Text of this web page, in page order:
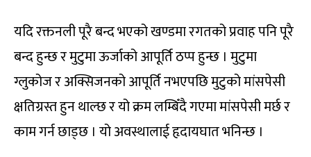
यदि रक्तनली पूरै बन्द भएको खण्डमा रगतको प्रवाह पनि पूरै
बन्द हुन्छ र मुटुमा ऊर्जाको आपूर्ति ठप्प हुन्छ । मुटुमा
ग्लुकोज र अक्सिजनको आपूर्ति नभएपछि मुटुको मांसपेसी
क्षतिग्रस्त हुन थाल्छ र यो क्रम लम्बिँदै गएमा मांसपेसी मर्छ र
काम गर्न छाड्छ । यो अवस्थालाई हृदायघात भनिन्छ ।